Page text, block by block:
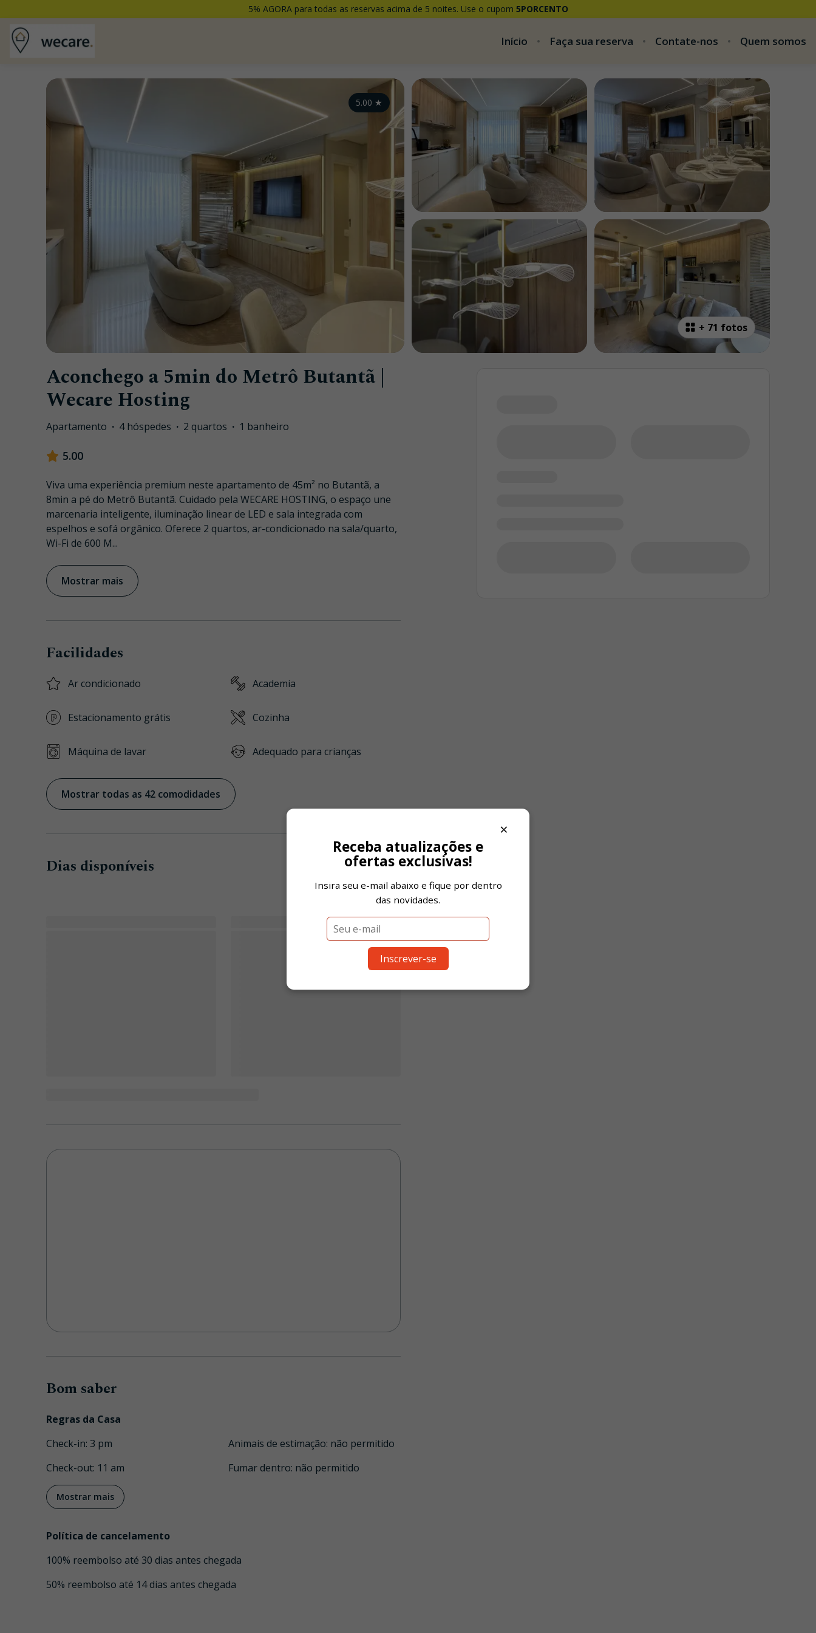
5% AGORA para todas as reservas acima de 5 noites. Use o cupom 5PORCENTO
Início Faça sua reserva Contate-nos Quem somos
+ 71 fotos
5.00 ★
Aconchego a 5min do Metrô Butantã |
Wecare Hosting
Apartamento · 4 hóspedes · 2 quartos · 1 banheiro
5.00
Viva uma experiência premium neste apartamento de 45m² no Butantã, a
8min a pé do Metrô Butantã. Cuidado pela WECARE HOSTING, o espaço une
marcenaria inteligente, iluminação linear de LED e sala integrada com
espelhos e sofá orgânico. Oferece 2 quartos, ar-condicionado na sala/quarto,
Wi-Fi de 600 M...
Mostrar mais
Facilidades
Ar condicionado Academia
Estacionamento grátis Cozinha
Máquina de lavar Adequado para crianças
Mostrar todas as 42 comodidades
Dias disponíveis
Bom saber
Regras da Casa
Check-in: 3 pm
Check-out: 11 am
Animais de estimação: não permitido
Fumar dentro: não permitido
Mostrar mais
Política de cancelamento
100% reembolso até 30 dias antes chegada
50% reembolso até 14 dias antes chegada
×
Receba atualizações e
ofertas exclusivas!
Insira seu e-mail abaixo e fique por dentro
das novidades.
Inscrever-se